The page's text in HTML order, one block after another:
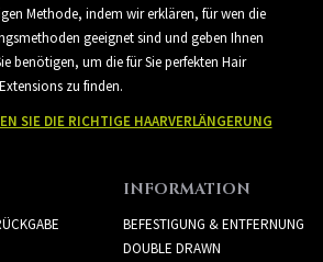
Methode, indem wir erklären, für wen die
geeignet sind und geben Ihnen
benötigen, um die für Sie perfekten Hair
Extensions zu finden.
SIE DIE RICHTIGE HAARVERLÄNGERUNG
INFORMATION
BEFESTIGUNG & ENTFERNUNG
DOUBLE DRAWN